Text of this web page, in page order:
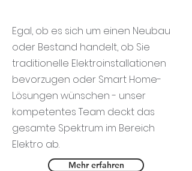
Egal, ob es sich um einen Neubau
oder Bestand handelt, ob Sie
traditionelle Elektroinstallationen
bevorzugen oder Smart Home-
Lösungen wünschen - unser
kompetentes Team deckt das
gesamte Spektrum im Bereich
Elektro ab.
Mehr erfahren